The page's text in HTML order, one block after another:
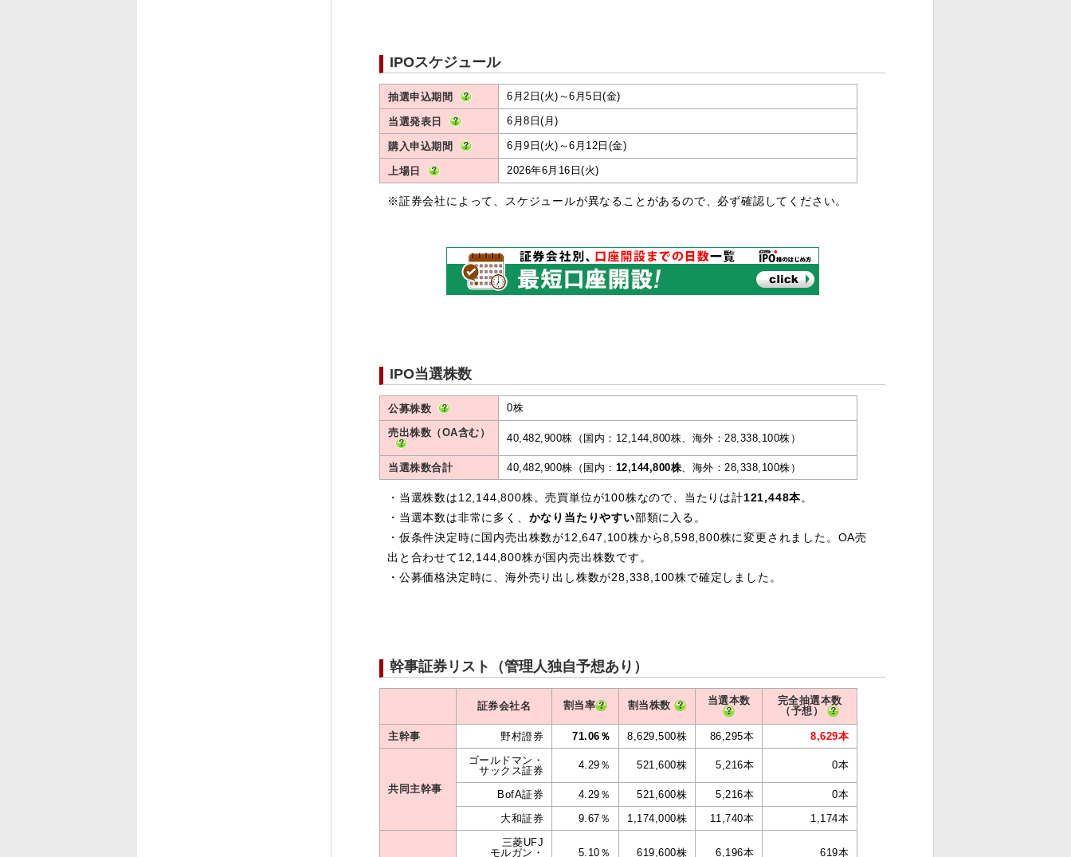
IPOスケジュール
抽選申込期間 6月2日(火)～6月5日(金)
当選発表日 6月8日(月)
購入申込期間 6月9日(火)～6月12日(金)
上場日 2026年6月16日(火)
※証券会社によって、スケジュールが異なることがあるので、必ず確認してください。
IPO当選株数
公募株数 0株
売出株数（OA含む） 40,482,900株（国内：12,144,800株、海外：28,338,100株）
当選株数合計 40,482,900株（国内： 12,144,800株、海外：28,338,100株）
・当選株数は12,144,800株。売買単位が100株なので、当たりは計121,448本。
・当選本数は非常に多く、 かなり当たりやすい部類に入る。
・仮条件決定時に国内売出株数が12,647,100株から8,598,800株に変更されました。OA売
出と合わせて12,144,800株が国内売出株数です。
・公募価格決定時に、海外売り出し株数が28,338,100株で確定しました。
幹事証券リスト（管理人独自予想あり）
証券会社名 割当率 割当株数 当選本数
完全抽選本数
（予想）
主幹事 野村證券 71.06％ 8,629,500株 86,295本 8,629本
共同主幹事
ゴールドマン・
サックス証券
4.29％ 521,600株 5,216本 0本
BofA証券 4.29％ 521,600株 5,216本
0本
大和証券
9.67％ 1,174,000株 11,740本
1,174本
三菱UFJ
モルガン・
5.10％ 619,600株 6,196本 619本